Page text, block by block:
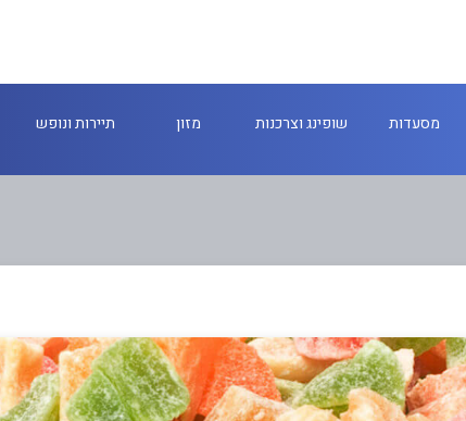
מסעדות שופינג וצרכנות מזון תיירות ונופש